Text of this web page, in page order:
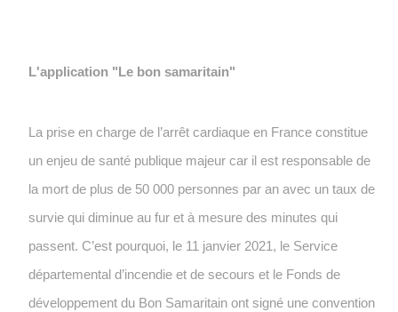
L'application "Le bon samaritain"
La prise en charge de l’arrêt cardiaque en France constitue
un enjeu de santé publique majeur car il est responsable de
la mort de plus de 50 000 personnes par an avec un taux de
survie qui diminue au fur et à mesure des minutes qui
passent. C’est pourquoi, le 11 janvier 2021, le Service
départemental d’incendie et de secours et le Fonds de
développement du Bon Samaritain ont signé une convention